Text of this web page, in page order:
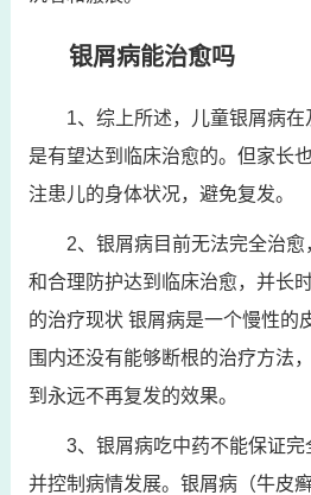
银屑病能治愈吗
1、综上所述，儿童银屑病在
是有望达到临床治愈的。但家长
注患儿的身体状况，避免复发。
2、银屑病目前无法完全治
和合理防护达到临床治愈，并长
的治疗现状 银屑病是一个慢性的
围内还没有能够断根的治疗方法
到永远不再复发的效果。
3、银屑病吃中药不能保证
并控制病情发展。银屑病（牛皮